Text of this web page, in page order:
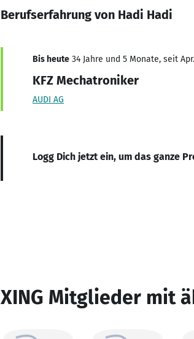
Berufserfahrung von Hadi Hadi
Bis heute 34 Jahre und 5 Monate, seit
KFZ Mechatroniker
AUDI AG
Logg Dich jetzt ein, um das ganze
XING Mitglieder mit